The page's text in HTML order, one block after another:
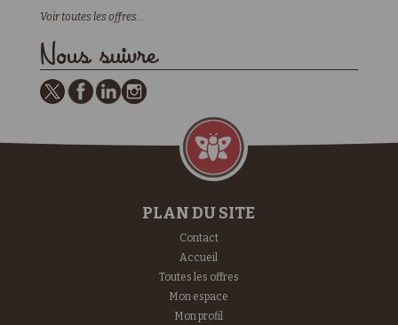
Voir toutes les offres...
Nous suivre
PLAN DU SITE
Contact
Accueil
Toutes les offres
Mon espace
Mon profil